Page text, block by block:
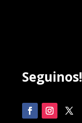
Seguinos!